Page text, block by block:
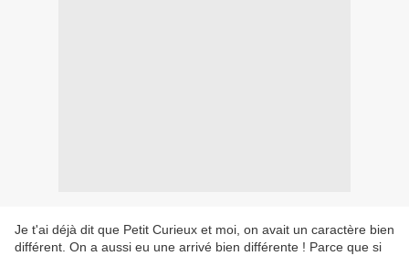
Je t'ai déjà dit que Petit Curieux et moi, on avait un caractère bien
différent. On a aussi eu une arrivé bien différente ! Parce que si